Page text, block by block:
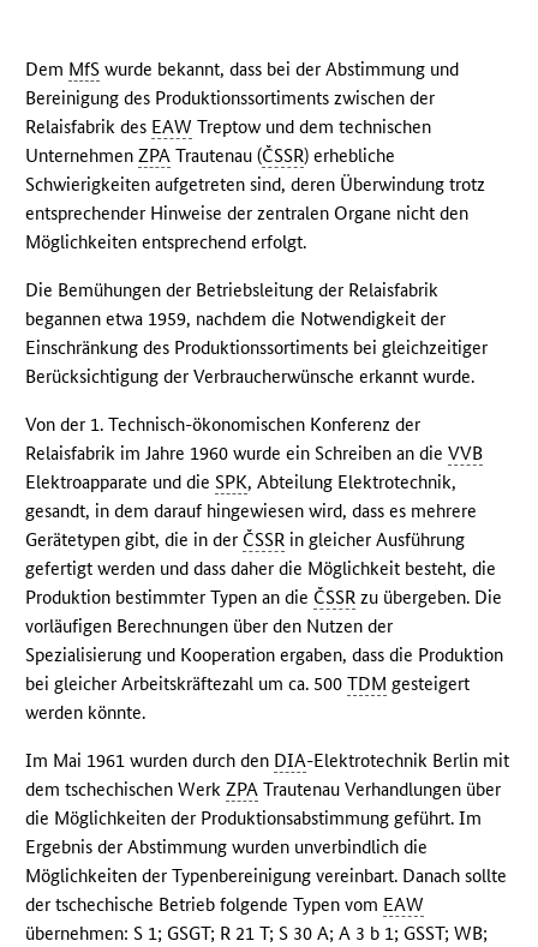
Dem MfS wurde bekannt, dass bei der Abstimmung und
Bereinigung des Produktionssortiments zwischen der
Relaisfabrik des EAW Treptow und dem technischen
UnternehmenZPA Trautenau (ČSSR) erhebliche
Schwierigkeiten aufgetreten sind, deren Überwindung trotz
entsprechender Hinweise der zentralen Organe nicht den
Möglichkeiten entsprechend erfolgt.
Die Bemühungen der Betriebsleitung der Relaisfabrik
begannen etwa 1959, nachdem die Notwendigkeit der
Einschränkung des Produktionssortiments bei gleichzeitiger
Berücksichtigung der Verbraucherwünsche erkannt wurde.
Von der 1. Technisch-ökonomischen Konferenz der
Relaisfabrik im Jahre 1960 wurde ein Schreiben an dieVVB
Elektroapparate und dieSPK, Abteilung Elektrotechnik,
gesandt, in dem darauf hingewiesen wird, dass es mehrere
Gerätetypen gibt, die in der ČSSR in gleicher Ausführung
gefertigt werden und dass daher die Möglichkeit besteht, die
Produktion bestimmter Typen an die ČSSR zu übergeben. Die
vorläufigen Berechnungen über den Nutzen der
Spezialisierung und Kooperation ergaben, dass die Produktion
bei gleicher Arbeitskräftezahl um ca. 500TDM gesteigert
werden könnte.
Im Mai 1961 wurden durch den DIA-Elektrotechnik Berlin mit
dem tschechischen WerkZPA Trautenau Verhandlungen über
die Möglichkeiten der Produktionsabstimmung geführt. Im
Ergebnis der Abstimmung wurden unverbindlich die
Möglichkeiten der Typenbereinigung vereinbart. Danach sollte
der tschechische Betrieb folgende Typen vom EAW
übernehmen: S 1; GSGT; R 21 T; S 30 A; A 3 b 1; GSST; WB;